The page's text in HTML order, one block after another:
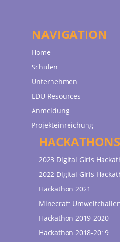
NAVIGATION
Home
Schulen
Unternehmen
EDU Resources
Anmeldung
Projekteinreichung
HACKATHONS
2023 Digital Girls
2022 Digital Girls
Hackathon 2021
Minecraft
Hackathon 2019-2020
Hackathon 2018-2019